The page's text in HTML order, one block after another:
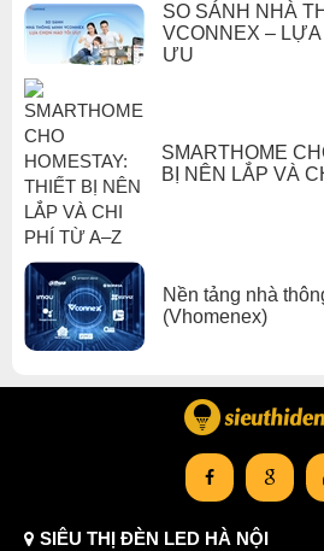
Xem thêm:
SO SÁNH NHÀ
VCONNEX –
ƯU
SMARTHOME
BỊ NÊN LẮP VÀ
Nền tảng nhà
(Vhomenex)
SIÊU THỊ ĐÈN LED HÀ NỘI